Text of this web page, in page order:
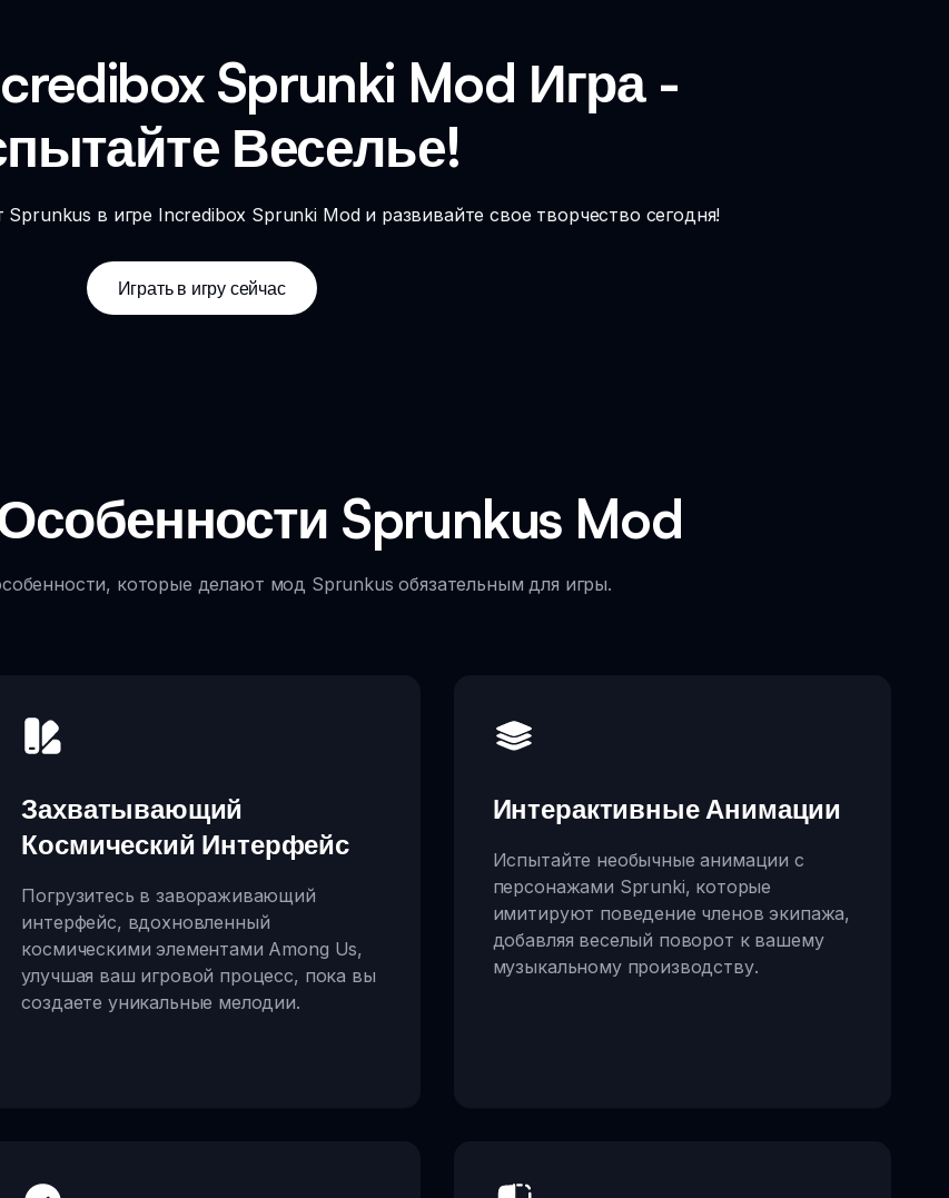
Sprunki Mod Игра -
Веселье!
в игре Incredibox Sprunki Mod и развивайте свое творчество сегодня!
Играть в игру сейчас
Sprunkus Mod
которые делают мод Sprunkus обязательным для игры.
Захватывающий
Космический Интерфейс
Погрузитесь в завораживающий
интерфейс, вдохновленный
космическими элементами Among Us,
улучшая ваш игровой процесс, пока вы
создаете уникальные мелодии.
Интерактивные Анимации
Испытайте необычные анимации с
персонажами Sprunki, которые
имитируют поведение членов экипажа,
добавляя веселый поворот к вашему
музыкальному производству.